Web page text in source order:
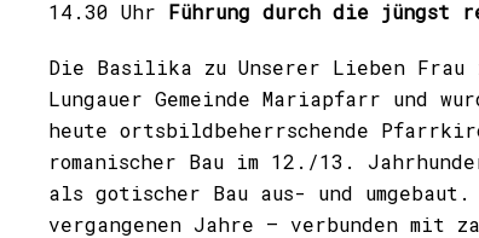
14.30 Uhr Führung durch die
Die Basilika zu Unserer Lieben
Lungauer Gemeinde Mariapfarr und
heute ortsbildbeherrschende
romanischer Bau im 12./13.
als gotischer Bau aus- und umgebaut.
vergangenen Jahre – verbunden mit